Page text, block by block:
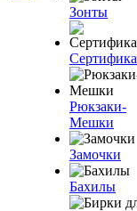
Зонты
Рюкзаки-
Мешки
Замочки
Бахилы